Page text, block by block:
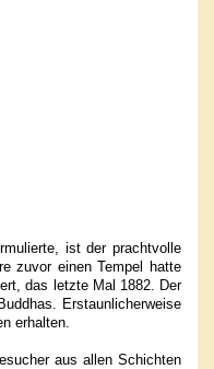
ist der prachtvolle
zuvor einen Tempel hatte
das letzte Mal 1882. Der
Erstaunlicherweise
erhalten.
aus allen Schichten